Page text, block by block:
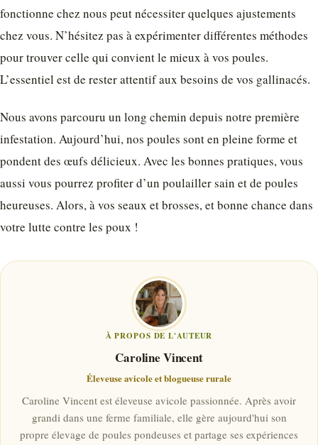
fonctionne chez nous peut nécessiter quelques ajustements
chez vous. N’hésitez pas à expérimenter différentes méthodes
pour trouver celle qui convient le mieux à vos poules.
L’essentiel est de rester attentif aux besoins de vos gallinacés.
Nous avons parcouru un long chemin depuis notre première
infestation. Aujourd’hui, nos poules sont en pleine forme et
pondent des œufs délicieux. Avec les bonnes pratiques, vous
aussi vous pourrez profiter d’un poulailler sain et de poules
heureuses. Alors, à vos seaux et brosses, et bonne chance dans
votre lutte contre les poux !
À PROPOS DE L'AUTEUR
Caroline Vincent
Éleveuse avicole et blogueuse rurale
Caroline Vincent est éleveuse avicole passionnée. Après avoir
grandi dans une ferme familiale, elle gère aujourd'hui son
propre élevage de poules pondeuses et partage ses expériences